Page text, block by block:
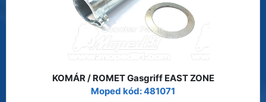
KOMÁR / ROMET Gasgriff EAST ZONE
Moped kód: 481071